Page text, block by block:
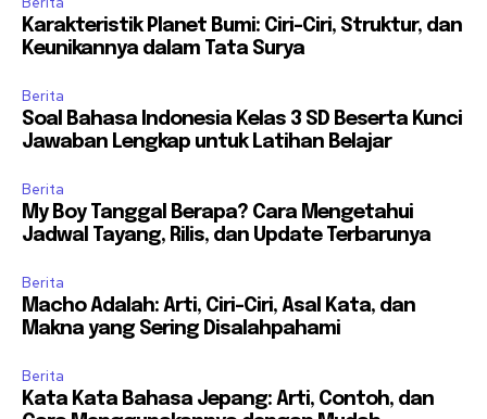
Karakteristik Planet Bumi: Ciri-Ciri, Struktur, dan
Keunikannya dalam Tata Surya
Berita
Soal Bahasa Indonesia Kelas 3 SD Beserta Kunci
Jawaban Lengkap untuk Latihan Belajar
Berita
My Boy Tanggal Berapa? Cara Mengetahui
Jadwal Tayang, Rilis, dan Update Terbarunya
Berita
Macho Adalah: Arti, Ciri-Ciri, Asal Kata, dan
Makna yang Sering Disalahpahami
Berita
Kata Kata Bahasa Jepang: Arti, Contoh, dan